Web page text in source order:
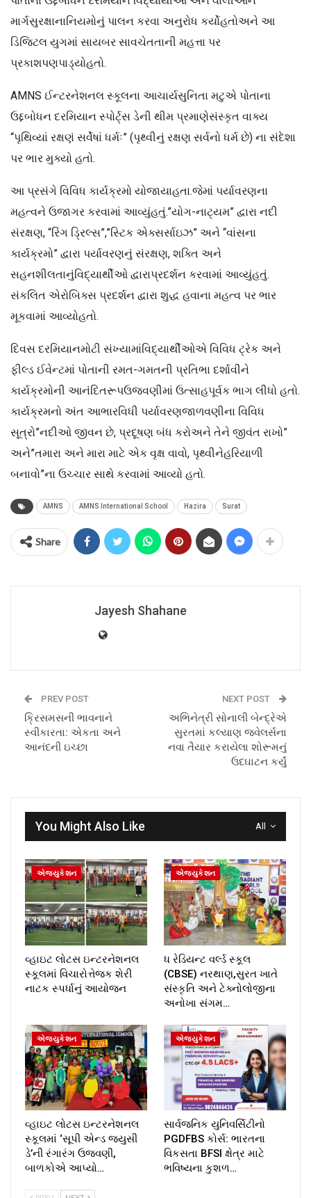
માર્ગસુરક્ષાનાનિયમોનું પાલન કરવા અનુરોધ કર્યોહતોઅને આ
ડિજિટલ યુગમાં સાયબર સાવચેતતાની મહત્તા પર
પ્રકાશપણપાડ્યોહતો.
AMNS ઈન્ટરનેશનલ સ્કૂલના આચાર્યસુનિતા મટુએ પોતાના
ઉદ્દબોધન દરમિયાન સ્પોર્ટ્સ ડેની થીમ પ્રમાણેસંસ્કૃત વાક્ય
“પૃથિવ્યાં રક્ષણં સર્વેષાં ધર્મઃ” (પૃથ્વીનું રક્ષણ સર્વનો ધર્મ છે) ના સંદેશા
પર ભાર મુક્યો હતો.
આ પ્રસંગે વિવિધ કાર્યક્રમો યોજાયાહતા.જેમાં પર્યાવરણના
મહત્વને ઉજાગર કરવામાં આવ્યુંહતું.”યોગ-નાટ્યમ” દ્વારા નદી
સંરક્ષણ, “રિંગ ડ્રિલ્સ”,”સ્ટિક એક્સર્સાઇઝ” અને “વાંસના
કાર્યક્રમો” દ્વારા પર્યાવરણનું સંરક્ષણ, શક્તિ અને
સહનશીલતાનુંવિદ્યાર્થીઓ દ્વારાપ્રદર્શન કરવામાં આવ્યુંહતું.
સંકલિત એરોબિક્સ પ્રદર્શન દ્વારા શુદ્ધ હવાના મહત્વ પર ભાર
મૂકવામાં આવ્યોહતો.
દિવસ દરમિયાનમોટી સંખ્યામાંવિદ્યાર્થીઓએ વિવિધ ટ્રેક અને
ફીલ્ડ ઈવેન્ટમાં પોતાની રમત-ગમતની પ્રતિભા દર્શાવીને
કાર્યક્રમોની આનંદિતરૂપઉજવણીમાં ઉત્સાહપૂર્વક ભાગ લીધો હતો.
કાર્યક્રમનો અંત આભારવિધી પર્યાવરણજાળવણીના વિવિધ
સૂત્રો”નદીઓ જીવન છે, પ્રદૂષણ બંધ કરોઅને તેને જીવંત રાખો”
અને”તમારા અને મારા માટે એક વૃક્ષ વાવો, પૃથ્વીનેહરિયાળી
બનાવો”ના ઉચ્ચાર સાથે કરવામાં આવ્યો હતો.
AMNS AMNS International School Hazira Surat
Share
Jayesh Shahane
PREV POST
ક્રિસમસની ભાવનાને
સ્વીકારતા: એકતા અને
આનંદની ઇચ્છા
NEXT POST
અભિનેત્રી સોનાલી બેન્દ્રેએ
સુરતમાં કલ્યાણ જવેલર્સના
નવા તૈયાર કરાયેલા શોરૂમનું
ઉદઘાટન કર્યું
All
You Might Also Like
એજ્યુકેશન
વ્હાઇટ લોટસ ઇન્ટરનેશનલ
સ્કૂલમાં વિચારોત્તેજક શેરી
નાટક સ્પર્ધાનું આયોજન
એજ્યુકેશન
ધ રેડિયન્ટ વર્લ્ડ સ્કૂલ
(CBSE) નરથાણ,સુરત ખાતે
સંસ્કૃતિ અને ટેક્નોલોજીના
અનોખા સંગમ…
એજ્યુકેશન
વ્હાઇટ લોટસ ઇન્ટરનેશનલ
સ્કૂલમાં ‘સૂપી એન્ડ જ્યુસી
ડે’ની રંગારંગ ઉજવણી,
બાળકોએ આપ્યો…
એજ્યુકેશન
સાર્વજનિક યુનિવર્સિટીનો
PGDFBS કોર્સ: ભારતના
વિકસતા BFSI ક્ષેત્ર માટે
ભવિષ્યના કુશળ…